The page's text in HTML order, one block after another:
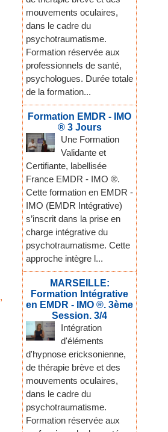
,
mouvements oculaires,
dans le cadre du
psychotraumatisme.
Formation réservée aux
professionnels de santé,
psychologues. Durée totale
de la formation...
Formation EMDR - IMO
® 3 Jours
Une Formation
Validante et
Certifiante, labellisée
France EMDR - IMO ®.
Cette formation en EMDR -
IMO (EMDR Intégrative)
s’inscrit dans la prise en
charge intégrative du
psychotraumatisme. Cette
approche intègre l...
MARSEILLE:
Formation Intégrative
en EMDR - IMO ®. 3ème
Session. 3/4
Intégration
d'éléments
d'hypnose ericksonienne,
de thérapie brève et des
mouvements oculaires,
dans le cadre du
psychotraumatisme.
Formation réservée aux